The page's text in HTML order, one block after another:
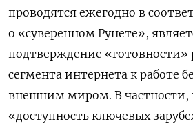
проводятся ежегодно в
о «суверенном Рунете»,
подтверждение «готовности»
сегмента интернета к работе
внешним миром. В частности,
«доступность ключевых